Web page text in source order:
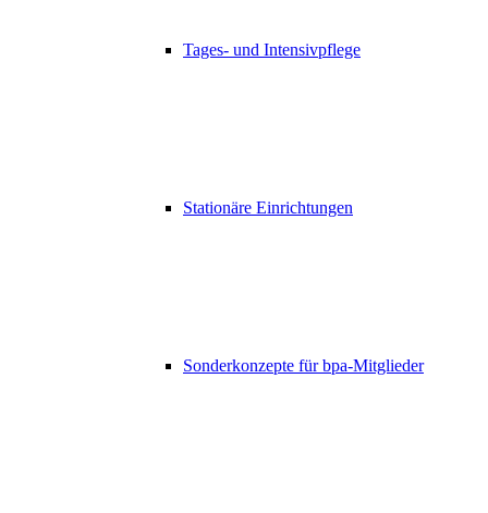
Tages- und Intensivpflege
Stationäre Einrichtungen
Sonderkonzepte für bpa-Mitglieder